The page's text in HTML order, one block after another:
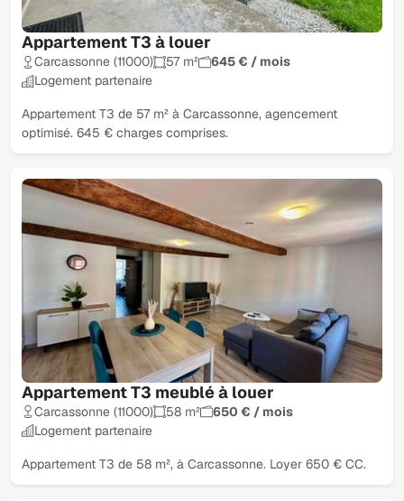
Appartement T3 à louer
Carcassonne (11000) 57 m²
645 € / mois
Logement partenaire
Appartement T3 de 57 m² à Carcassonne, agencement
optimisé. 645 € charges comprises.
Appartement T3 meublé à louer
Carcassonne (11000) 58 m²
650 € / mois
Logement partenaire
Appartement T3 de 58 m², à Carcassonne. Loyer 650 € CC.